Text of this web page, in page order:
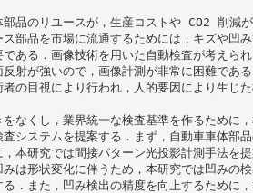
部品のリユースが，生産コストや CO2 削減
部品を市場に流通するためには，キズや凹
ある．画像技術を用いた自動検査が考えら
射が強いので，画像計測が非常に困難であ
の目視により行われ，人的要因により生じ
なくし，業界統一な検査基準を作るために
システムを提案する．まず，自動車車体部
本研究では間接パターン光投影計測手法を
は形状変化に伴うため，本研究では凹みの
．また，凹み検出の精度を向上するために